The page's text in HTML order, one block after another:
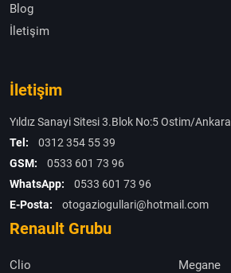
Blog
İletişim
İletişim
Yıldız Sanayi Sitesi 3.Blok No:5 Ostim/Ankara
Tel:
0312 354 55 39
GSM:
0533 601 73 96
WhatsApp:
0533 601 73 96
E-Posta:
otogaziogullari@hotmail.com
Renault Grubu
Clio
Megane